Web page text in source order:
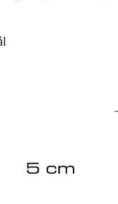
Pen